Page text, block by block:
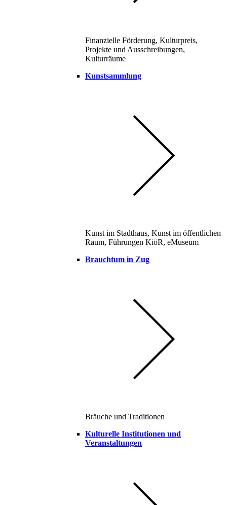
Finanzielle Förderung, Kulturpreis,
Projekte und Ausschreibungen,
Kulturräume
Kunstsammlung
Kunst im Stadthaus, Kunst im öffentlichen
Raum, Führungen KiöR, eMuseum
Brauchtum in Zug
Bräuche und Traditionen
Kulturelle Institutionen und
Veranstaltungen